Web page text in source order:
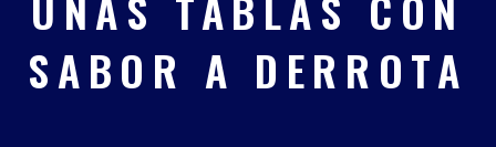
SABOR A DERROTA